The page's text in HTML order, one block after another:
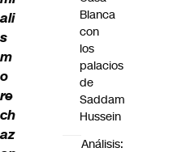
ali
s
m
o
re
ch
az
Blanca
con
los
palacios
de
Saddam
Hussein
Análisis: